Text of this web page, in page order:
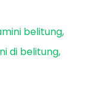
belitung
di belitung